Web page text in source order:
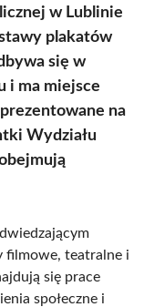
w Lublinie
plakatów
się w
i ma miejsce
na
Wydziału
filmowe, teatralne i
się prace
społeczne i